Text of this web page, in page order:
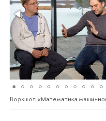
Воркшоп «Математика